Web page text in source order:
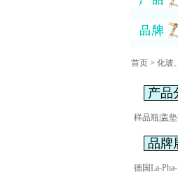
首页> 化玻
产品
样品瓶|盖
品牌
德国La-Pha-